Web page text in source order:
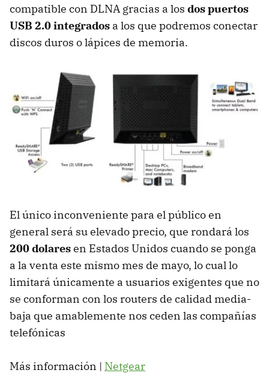
compatible con DLNA gracias a los dos puertos
USB 2.0 integrados a los que podremos conectar
discos duros o lápices de memoria.
El único inconveniente para el público en
general será su elevado precio, que rondará los
200 dolaresen Estados Unidos cuando se ponga
a la venta este mismo mes de mayo, lo cual lo
limitará únicamente a usuarios exigentes que no
se conforman con los routers de calidad media-
baja que amablemente nos ceden las compañías
telefónicas
Más información | Netgear